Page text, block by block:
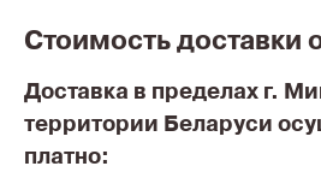
Стоимость доставки
Доставка в пределах г.
территории Беларуси
платно: